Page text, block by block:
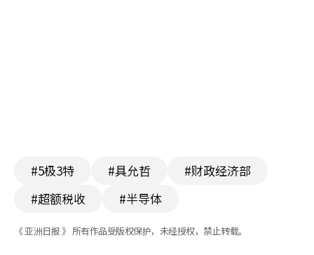
#5极3特 #具允哲
#财政经济部
#超额税收
#半导体
《 亚洲日报 》 所有作品受版权保护，未经授权，禁止转载。